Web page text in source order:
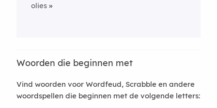
olies
Woorden die beginnen met
Vind woorden voor Wordfeud, Scrabble en andere
woordspellen die beginnen met de volgende letters: